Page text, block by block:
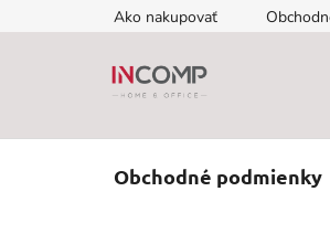
na
Ako nakupovať
Obchodné podmienky